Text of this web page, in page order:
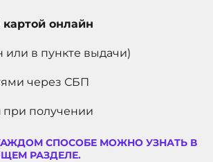
картой онлайн
или в пункте выдачи)
через СБП
при получении
СПОСОБЕ МОЖНО УЗНАТЬ В
РАЗДЕЛЕ.